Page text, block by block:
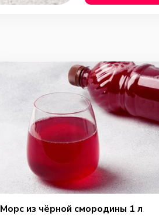
Морс из чёрной смородины 1 л